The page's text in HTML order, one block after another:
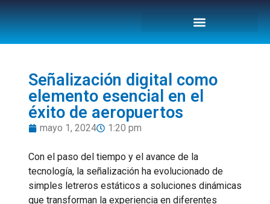
Señalización digital como
elemento esencial en el
éxito de aeropuertos
mayo 1, 2024 1:20 pm
Con el paso del tiempo y el avance de la
tecnología, la señalización ha evolucionado de
simples letreros estáticos a soluciones dinámicas
que transforman la experiencia en diferentes